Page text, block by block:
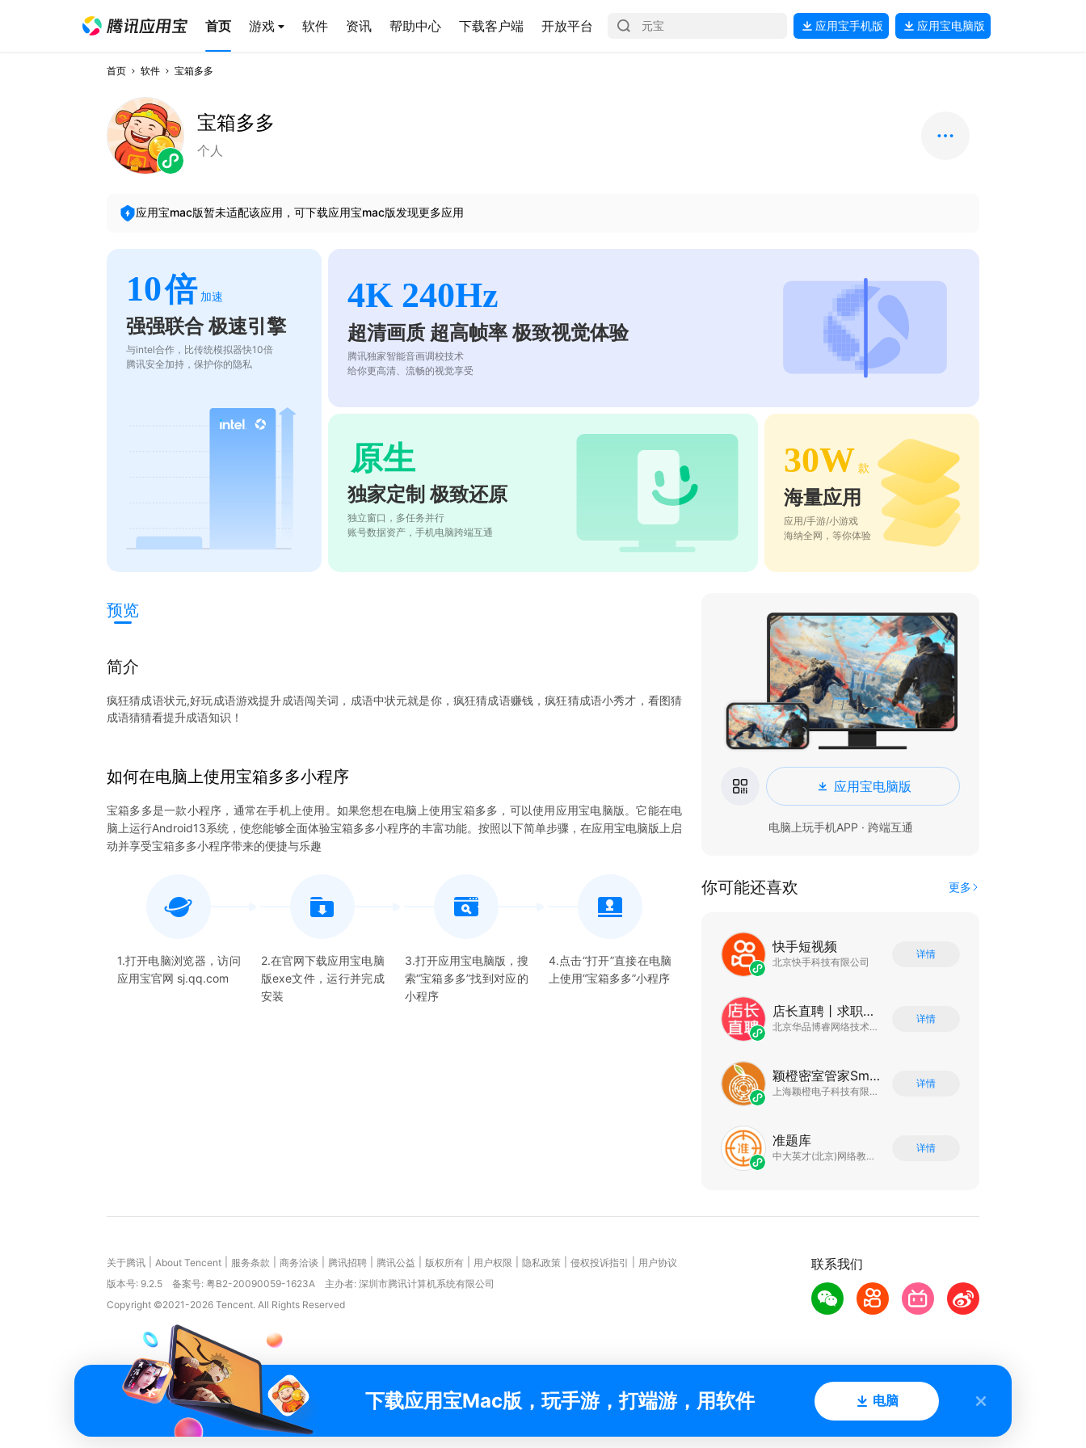
首页 游戏 软件 资讯 帮助中心 下载客户端 开放平台 应用宝手机版 应用宝电脑版
首页 软件 宝箱多多
宝箱多多
个人
应用宝mac版暂未适配该应用，可下载应用宝mac版发现更多应用
10倍 加速
强强联合 极速引擎
与intel合作，比传统模拟器快10倍
腾讯安全加持，保护你的隐私
4K 240Hz
超清画质 超高帧率 极致视觉体验
腾讯独家智能音画调校技术
给你更高清、流畅的视觉享受
原生
独家定制 极致还原
独立窗口，多任务并行
账号数据资产，手机电脑跨端互通
30W 款
海量应用
应用/手游/小游戏
海纳全网，等你体验
预览
简介
疯狂猜成语状元,好玩成语游戏提升成语闯关词，成语中状元就是你，疯狂猜成语赚钱，疯狂猜成语小秀才，看图猜
成语猜猜看提升成语知识！
如何在电脑上使用宝箱多多小程序
宝箱多多是一款小程序，通常在手机上使用。如果您想在电脑上使用宝箱多多，可以使用应用宝电脑版。它能在电
脑上运行Android13系统，使您能够全面体验宝箱多多小程序的丰富功能。按照以下简单步骤，在应用宝电脑版上启
动并享受宝箱多多小程序带来的便捷与乐趣
1.打开电脑浏览器，访问
应用宝官网 sj.qq.com
2.在官网下载应用宝电脑
版exe文件，运行并完成
安装
3.打开应用宝电脑版，搜
索“宝箱多多”找到对应的
小程序
4.点击“打开”直接在电脑
上使用“宝箱多多”小程序
应用宝电脑版
电脑上玩手机APP · 跨端互通
你可能还喜欢 更多
快手短视频
北京快手科技有限公司
详情
店长直聘丨求职招聘找工作
北京华品博睿网络技术有限公司
详情
颖橙密室管家SmartOrange
上海颖橙电子科技有限公司
详情
准题库
中大英才(北京)网络教育科技有限公司
详情
联系我们
关于腾讯 About Tencent 服务条款 商务洽谈 腾讯招聘 腾讯公益 版权所有 用户权限 隐私政策 侵权投诉指引
用户协议
版本号: 9.2.5 备案号: 粤B2-20090059-1623A
主办者: 深圳市腾讯计算机系统有限公司
Copyright ©2021-2026 Tencent. All Rights Reserved
下载应用宝Mac版，玩手游，打端游，用软件 电脑